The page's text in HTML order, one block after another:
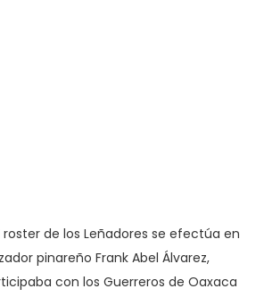
roster de los Leñadores se efectúa en
pinareño Frank Abel Álvarez,
con los Guerreros de Oaxaca